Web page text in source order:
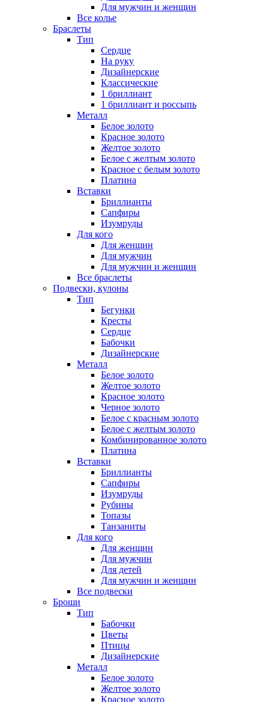
Для мужчин и женщин
Все колье
Браслеты
Тип
Сердце
На руку
Дизайнерские
Классические
1 бриллиант
1 бриллиант и россыпь
Металл
Белое золото
Красное золото
Желтое золото
Белое с желтым золото
Красное с белым золото
Платина
Вставки
Бриллианты
Сапфиры
Изумруды
Для кого
Для женщин
Для мужчин
Для мужчин и женщин
Все браслеты
Подвески, кулоны
Тип
Бегунки
Кресты
Сердце
Бабочки
Дизайнерские
Металл
Белое золото
Желтое золото
Красное золото
Черное золото
Белое с красным золото
Белое с желтым золото
Комбинированное золото
Платина
Вставки
Бриллианты
Сапфиры
Изумруды
Рубины
Топазы
Танзаниты
Для кого
Для женщин
Для мужчин
Для детей
Для мужчин и женщин
Все подвески
Броши
Тип
Бабочки
Цветы
Птицы
Дизайнерские
Металл
Белое золото
Желтое золото
Красное золото